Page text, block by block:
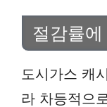
절감률
도시가스 캐
라 차등적으